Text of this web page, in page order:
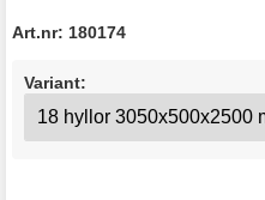
Art.nr: 180174
Variant: